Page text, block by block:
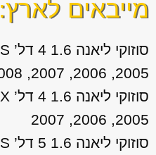
מייבאים לארץ:
2005, 2006, 2007, 2008
2005, 2006, 2007